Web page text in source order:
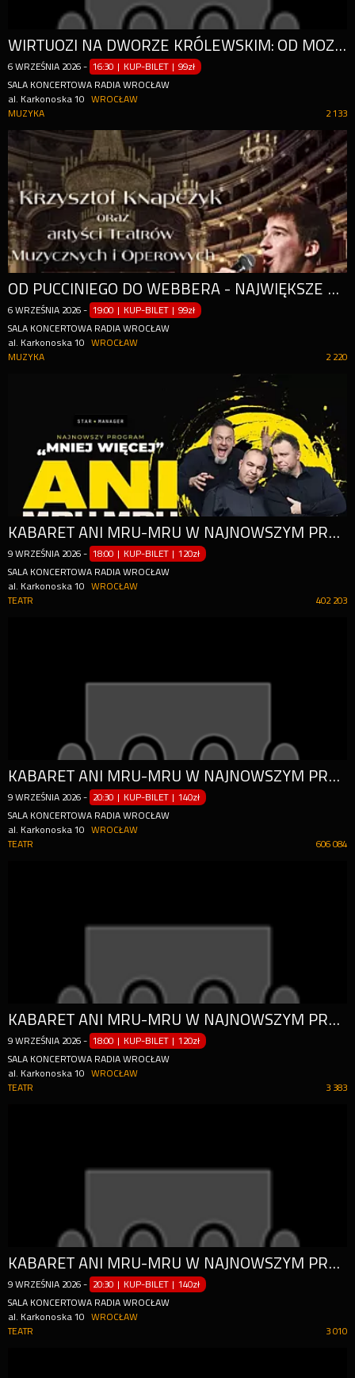
WIRTUOZI NA DWORZE KRÓLEWSKIM: OD MOZARTA PO STRAUSSA!
6 WRZEŚNIA 2026 - 16:30 | KUP-BILET |99zł
SALA KONCERTOWA RADIA WROCŁAW
al. Karkonoska 10
WROCŁAW
2 133
MUZYKA
OD PUCCINIEGO DO WEBBERA - NAJWIĘKSZE HITY OPERY I MUSICALU!
6 WRZEŚNIA 2026 - 19:00 | KUP-BILET |99zł
SALA KONCERTOWA RADIA WROCŁAW
al. Karkonoska 10
WROCŁAW
2 220
MUZYKA
KABARET ANI MRU-MRU W NAJNOWSZYM PROGRAMIE "MNIEJ WIĘCEJ"
9 WRZEŚNIA 2026 - 18:00 | KUP-BILET |120zł
SALA KONCERTOWA RADIA WROCŁAW
al. Karkonoska 10
WROCŁAW
402 203
TEATR
KABARET ANI MRU-MRU W NAJNOWSZYM PROGRAMIE "MNIEJ WIĘCEJ"
9 WRZEŚNIA 2026 - 20:30 | KUP-BILET |140zł
SALA KONCERTOWA RADIA WROCŁAW
al. Karkonoska 10
WROCŁAW
606 084
TEATR
KABARET ANI MRU-MRU W NAJNOWSZYM PROGRAMIE "MNIEJ WIĘCEJ"
9 WRZEŚNIA 2026 - 18:00 | KUP-BILET |120zł
SALA KONCERTOWA RADIA WROCŁAW
al. Karkonoska 10
WROCŁAW
3 383
TEATR
KABARET ANI MRU-MRU W NAJNOWSZYM PROGRAMIE "MNIEJ WIĘCEJ"
9 WRZEŚNIA 2026 - 20:30 | KUP-BILET |140zł
SALA KONCERTOWA RADIA WROCŁAW
al. Karkonoska 10
WROCŁAW
3 010
TEATR